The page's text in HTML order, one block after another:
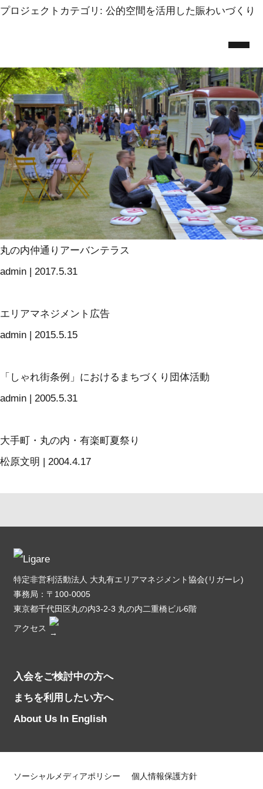
Skip
content
プロジェクトカテゴリ: 公的空間を活用した賑わいづくり
Marunouchi Street Park
丸の内仲通りアーバンテラス
admin | 2017.5.31
エリアマネジメント広告
admin | 2015.5.15
「しゃれ街条例」におけるまちづくり団体活動
admin | 2005.5.31
大手町・丸の内・有楽町夏祭り
松原文明 | 2004.4.17
特定非営利活動法人 大丸有エリアマネジメント協会(リガーレ)
事務局：〒100-0005
東京都千代田区丸の内3-2-3 丸の内二重橋ビル6階
アクセス
入会をご検討中の方へ
まちを利用したい方へ
About Us In English
ソーシャルメディアポリシー 個人情報保護方針